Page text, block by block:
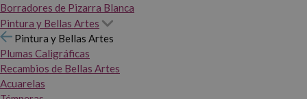
Borradores de Pizarra Blanca
Pintura y Bellas Artes
Pintura y Bellas Artes
Plumas Caligráficas
Recambios de Bellas Artes
Acuarelas